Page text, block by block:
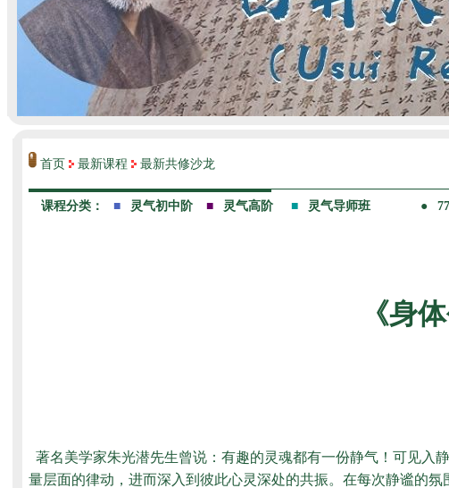
首页 最新课程 最新共修沙龙
《身
著名美学家朱光潜先生曾说：有趣的灵魂都有一份静气！可见入
量层面的律动，进而深入到彼此心灵深处的共振。在每次静谧的